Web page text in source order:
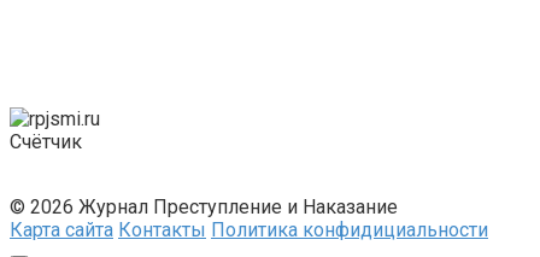
Счётчик
© 2026 Журнал Преступление и Наказание
Карта сайта Контакты Политика конфидициальности